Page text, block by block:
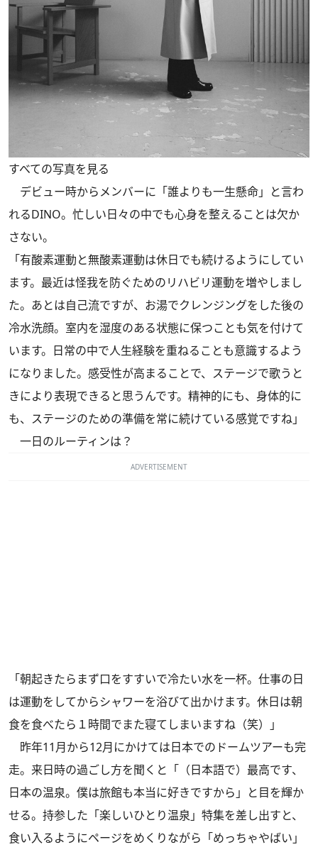
すべての写真を見る
デビュー時からメンバーに「誰よりも一生懸命」と言わ
れるDINO。忙しい日々の中でも心身を整えることは欠か
さない。
「有酸素運動と無酸素運動は休日でも続けるようにしてい
ます。最近は怪我を防ぐためのリハビリ運動を増やしまし
た。あとは自己流ですが、お湯でクレンジングをした後の
冷水洗顔。室内を湿度のある状態に保つことも気を付けて
います。日常の中で人生経験を重ねることも意識するよう
になりました。感受性が高まることで、ステージで歌うと
きにより表現できると思うんです。精神的にも、身体的に
も、ステージのための準備を常に続けている感覚ですね」
一日のルーティンは？
ADVERTISEMENT
「朝起きたらまず口をすすいで冷たい水を一杯。仕事の日
は運動をしてからシャワーを浴びて出かけます。休日は朝
食を食べたら１時間でまた寝てしまいますね（笑）」
昨年11月から12月にかけては日本でのドームツアーも完
走。来日時の過ごし方を聞くと「（日本語で）最高です、
日本の温泉。僕は旅館も本当に好きですから」と目を輝か
せる。持参した「楽しいひとり温泉」特集を差し出すと、
食い入るようにページをめくりながら「めっちゃやばい」